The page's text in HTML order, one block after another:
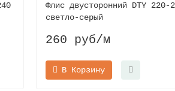
Флис двусторонний DTY 220-
светло-серый
260 руб/м
В Корзину